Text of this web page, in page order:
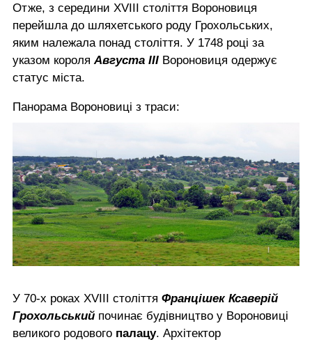
Отже, з середини XVIII століття Вороновиця
перейшла до шляхетського роду Грохольських,
яким належала понад століття. У 1748 році за
указом короля Августа III Вороновиця одержує
статус міста.
Панорама Вороновиці з траси:
У 70-х роках XVIII століття Францішек Ксаверій
Грохольський починає будівництво у Вороновиці
великого родового палацу. Архітектор